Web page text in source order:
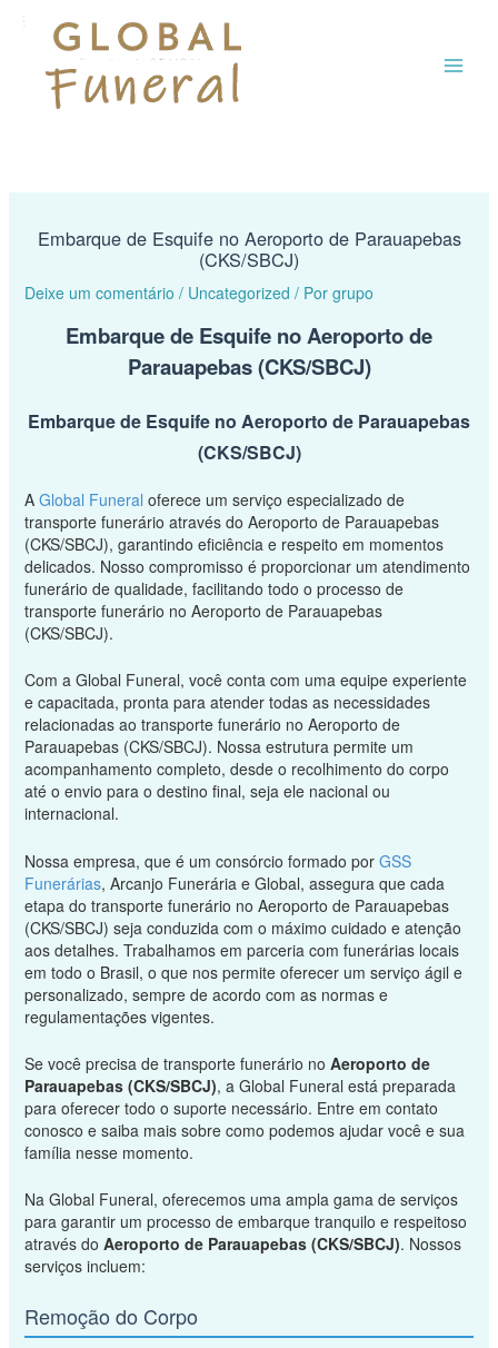
para
conteúdo
Embarque de Esquife no Aeroporto de Parauapebas
(CKS/SBCJ)
Deixe um comentário / Uncategorized / Por grupo
Embarque de Esquife no Aeroporto de
Parauapebas (CKS/SBCJ)
Embarque de Esquife no Aeroporto de Parauapebas
(CKS/SBCJ)
A Global Funeral oferece um serviço especializado de
transporte funerário através do Aeroporto de Parauapebas
(CKS/SBCJ), garantindo eficiência e respeito em momentos
delicados. Nosso compromisso é proporcionar um atendimento
funerário de qualidade, facilitando todo o processo de
transporte funerário no Aeroporto de Parauapebas
(CKS/SBCJ).
Com a Global Funeral, você conta com uma equipe experiente
e capacitada, pronta para atender todas as necessidades
relacionadas ao transporte funerário no Aeroporto de
Parauapebas (CKS/SBCJ). Nossa estrutura permite um
acompanhamento completo, desde o recolhimento do corpo
até o envio para o destino final, seja ele nacional ou
internacional.
Nossa empresa, que é um consórcio formado por GSS
Funerárias, Arcanjo Funerária e Global, assegura que cada
etapa do transporte funerário no Aeroporto de Parauapebas
(CKS/SBCJ) seja conduzida com o máximo cuidado e atenção
aos detalhes. Trabalhamos em parceria com funerárias locais
em todo o Brasil, o que nos permite oferecer um serviço ágil e
personalizado, sempre de acordo com as normas e
regulamentações vigentes.
Se você precisa de transporte funerário no Aeroporto de
Parauapebas (CKS/SBCJ), a Global Funeral está preparada
para oferecer todo o suporte necessário. Entre em contato
conosco e saiba mais sobre como podemos ajudar você e sua
família nesse momento.
Na Global Funeral, oferecemos uma ampla gama de serviços
para garantir um processo de embarque tranquilo e respeitoso
através do Aeroporto de Parauapebas (CKS/SBCJ). Nossos
serviços incluem:
Remoção do Corpo